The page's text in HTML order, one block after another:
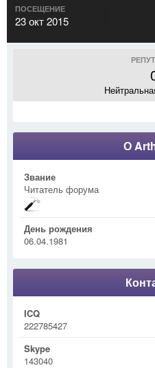
ПОСЕЩЕНИЕ
23 окт 2015
О
Звание
Читатель форума
День рождения
06.04.1981
ICQ
222785427
Skype
143040